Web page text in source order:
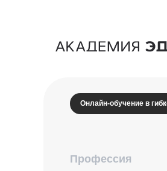
Профессия
Онлайн-обучение в